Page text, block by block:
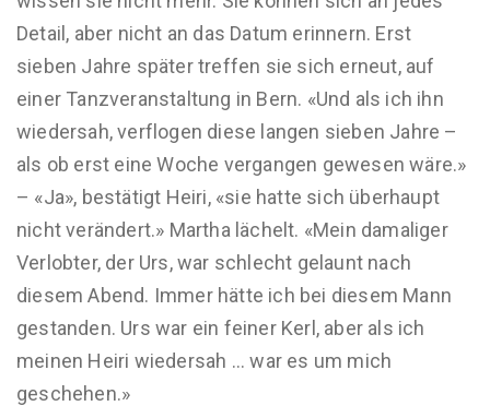
Detail, aber nicht an das Datum erinnern. Erst
sieben Jahre später treffen sie sich erneut, auf
einer Tanzveranstaltung in Bern. «Und als ich ihn
wiedersah, verflogen diese langen sieben Jahre –
als ob erst eine Woche vergangen gewesen wäre.»
– «Ja», bestätigt Heiri, «sie hatte sich überhaupt
nicht verändert.» Martha lächelt. «Mein damaliger
Verlobter, der Urs, war schlecht gelaunt nach
diesem Abend. Immer hätte ich bei diesem Mann
gestanden. Urs war ein feiner Kerl, aber als ich
meinen Heiri wiedersah ... war es um mich
geschehen.»